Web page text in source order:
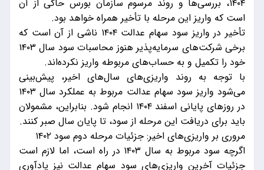
۱۴۰۴، بررسی‌ها و روند مرسوم سازمان بورس حاکی از آن
است که واریز این مرحله با تأخیر همراه خواهد بود.
تأخیر در واریز سود سهام عدالت ۱۴۰۴ ناشی از آن است که
برخی شرکت‌های سرمایه‌پذیر هنوز محاسبات سود سال ۱۴۰۳
خود را تکمیل و به حساب‌های مربوطه واریز نکرده‌اند.
با توجه به روند واریزی‌های سال‌های اخیر، پیش‌بینی
می‌شود واریز سود سهام عدالت مربوط به عملکرد سال ۱۴۰۳
در روز‌های پایانی اسفند ۱۴۰۴ انجام شود. بنابراین، مشمولان
باید برای دریافت این مرحله از سود، تا پایان سال صبر کنند.
مروری بر واریزی‌های اخیر: جزئیات مرحله دوم سود ۱۴۰۲
اگرچه سود مربوط به سال ۱۴۰۳ در راه است، اما لازم است
جزئیات آخرین واریزی‌های سود سهام عدالت نیز یادآوری